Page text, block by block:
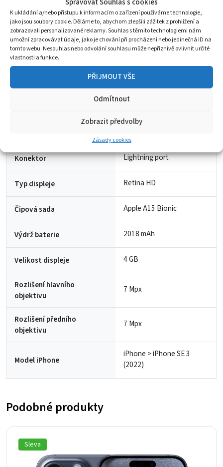
K ukládání a/nebo přístupu k informacím o zařízení používáme technologie,
jako jsou soubory cookie. Děláme to, abychom zlepšili zážitek z prohlížení a
zobrazovali personalizované reklamy. Souhlas s těmito technologiemi nám
umožní zpracovávat údaje, jako je chování při procházení nebo jedinečná ID na
tomto webu. Nesouhlas nebo odvolání souhlasu může nepříznivě ovlivnit určité
vlastnosti a funkce.
PŘIJMOUT VŠE
Odmítnout
Zobrazit předvolby
Zásady cookies
Hmotnost 150 g
Rozměry 67,3 mm
Červená
iPhone SE 3 (2022)
Velikost operační paměti
64 GB
Konektor Lightning port
Typ displeje Retina HD
Čipová sada Apple A15 Bionic
Výdrž baterie 2018 mAh
Velikost displeje 4 GB
Rozlišení hlavního
objektivu
7 Mpx
Rozlišení předního
objektivu
7 Mpx
Model iPhone
iPhone > iPhone SE 3
(2022)
Podobné produkty
Sleva